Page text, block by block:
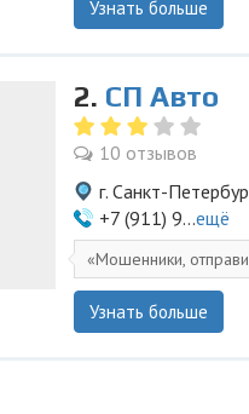
Узнать больше
2. СП Авто
10 отзывов
г. Санкт-
+7 (911) 9...ещё
Мошенники,
Узнать больше